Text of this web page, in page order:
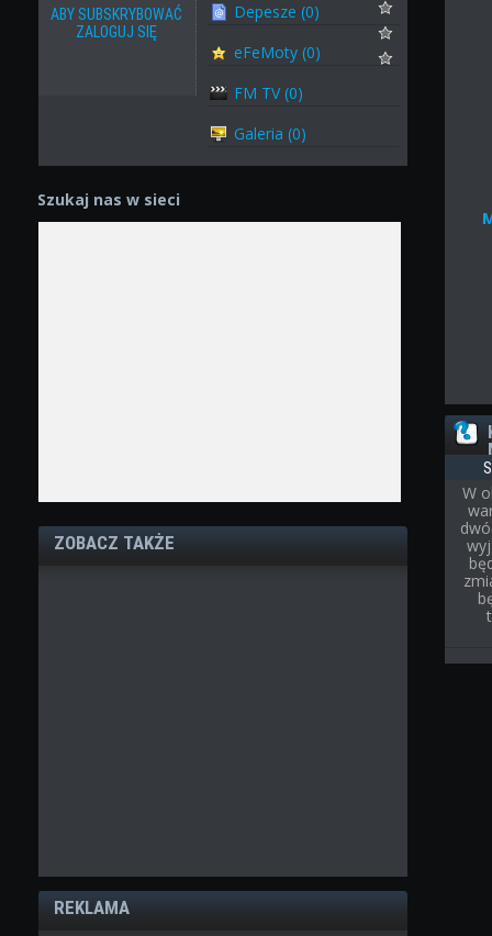
ABY SUBSKRYBOWAĆ
ZALOGUJ SIĘ
Depesze (0)
eFeMoty (0)
FM TV (0)
Galeria (0)
Szukaj nas w sieci
ZOBACZ TAKŻE
REKLAMA
W